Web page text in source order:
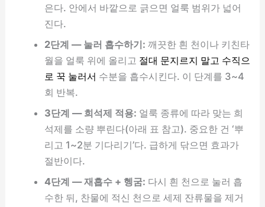
은다. 안에서 바깥으로 긁으면 얼룩 범위가 넓어
진다.
2단계 — 눌러 흡수하기: 깨끗한 흰 천이나 키친타
월을 얼룩 위에 올리고 절대 문지르지 말고 수직으
로 꾹 눌러서 수분을 흡수시킨다. 이 단계를 3~4
회 반복.
3단계 — 희석제 적용: 얼룩 종류에 따라 맞는 희
석제를 소량 뿌린다(아래 표 참고). 중요한 건 ‘뿌
리고 1~2분 기다리기’다. 급하게 닦으면 효과가
절반이다.
4단계 — 재흡수 + 헹굼: 다시 흰 천으로 눌러 흡
수한 뒤, 찬물에 적신 천으로 세제 잔류물을 제거